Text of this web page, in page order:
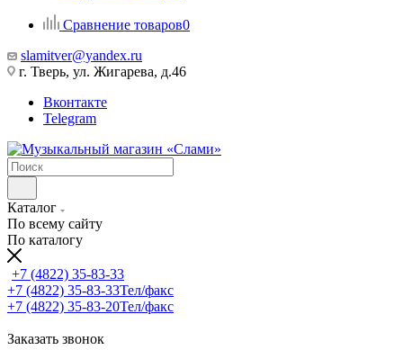
Сравнение товаров0
slamitver@yandex.ru
г. Тверь, ул. Жигарева, д.46
Вконтакте
Telegram
Каталог
По всему сайту
По каталогу
+7 (4822) 35-83-33
+7 (4822) 35-83-33Тел/факс
+7 (4822) 35-83-20Тел/факс
Заказать звонок